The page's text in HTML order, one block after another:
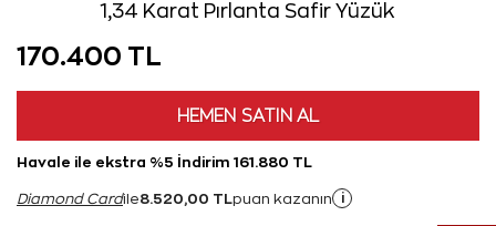
1,34 Karat Pırlanta Safir Yüzük
170.400 TL
HEMEN SATIN AL
Havale ile ekstra %5 İndirim 161.880 TL
Diamond Cardile8.520,00 TL puan kazanın i